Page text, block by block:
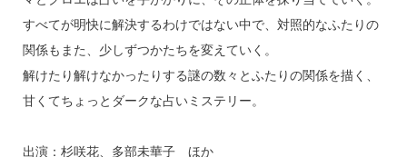
すべてが明快に解決するわけではない中で、対照的なふたりの
関係もまた、少しずつかたちを変えていく。
解けたり解けなかったりする謎の数々とふたりの関係を描く、
甘くてちょっとダークな占いミステリー。
出演：杉咲花、多部未華子 ほか